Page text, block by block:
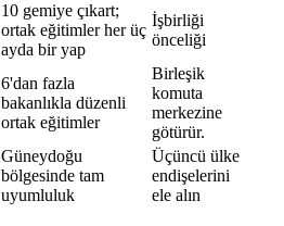
10 gemiye çıkart;
ortak eğitimler her üç
ayda bir yap
İşbirliği
önceliği
6'dan fazla
bakanlıkla düzenli
ortak eğitimler
Birleşik
komuta
merkezine
götürür.
Güneydoğu
bölgesinde tam
uyumluluk
Üçüncü ülke
endişelerini
ele alın